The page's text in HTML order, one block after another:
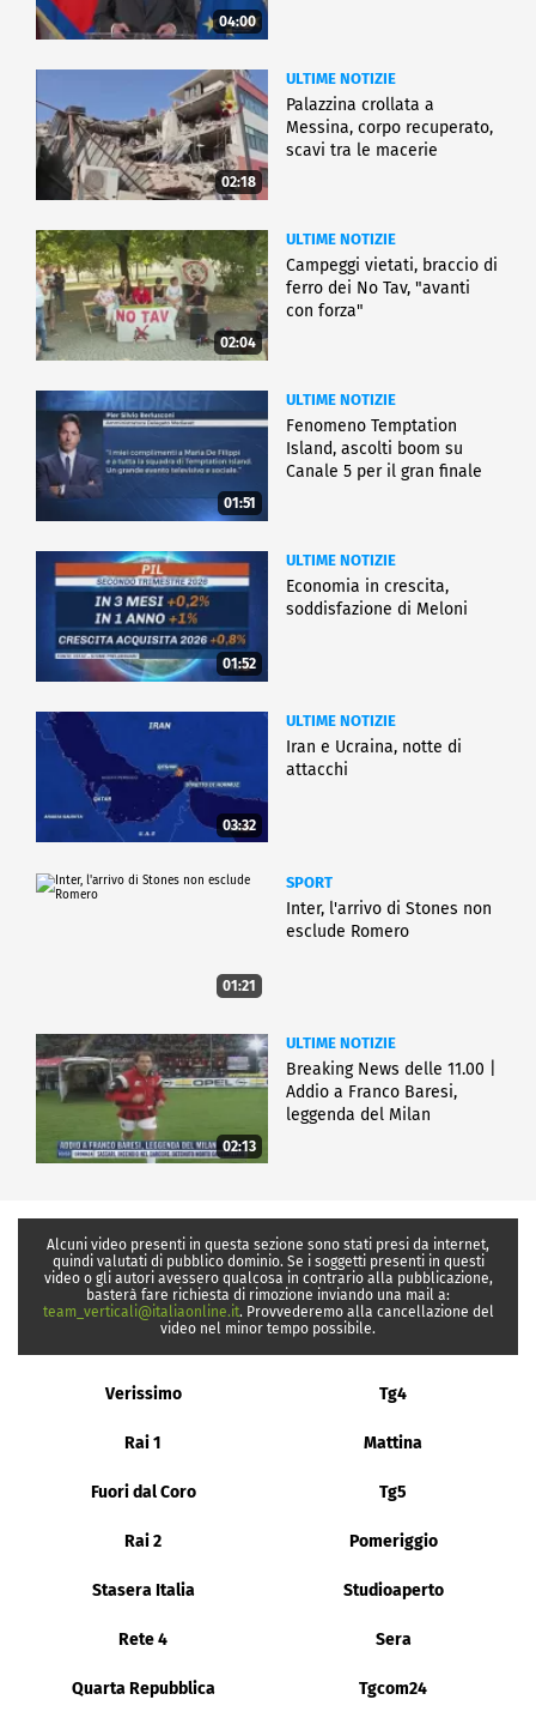
04:00
02:18
ULTIME NOTIZIE
Palazzina crollata a
Messina, corpo recuperato,
scavi tra le macerie
02:04
ULTIME NOTIZIE
Campeggi vietati, braccio di
ferro dei No Tav, "avanti
con forza"
01:51
ULTIME NOTIZIE
Fenomeno Temptation
Island, ascolti boom su
Canale 5 per il gran finale
01:52
ULTIME NOTIZIE
Economia in crescita,
soddisfazione di Meloni
03:32
ULTIME NOTIZIE
Iran e Ucraina, notte di
attacchi
01:21
SPORT
Inter, l'arrivo di Stones non
esclude Romero
02:13
ULTIME NOTIZIE
Breaking News delle 11.00 |
Addio a Franco Baresi,
leggenda del Milan
Alcuni video presenti in questa sezione sono stati presi da internet,
quindi valutati di pubblico dominio. Se i soggetti presenti in questi
video o gli autori avessero qualcosa in contrario alla pubblicazione,
basterà fare richiesta di rimozione inviando una mail a:
team_verticali@italiaonline.it. Provvederemo alla cancellazione del
video nel minor tempo possibile.
Verissimo Tg4
Rai 1 Mattina
Fuori dal Coro Tg5
Rai 2 Pomeriggio
Stasera Italia Studioaperto
Rete 4 Sera
Quarta Repubblica Tgcom24